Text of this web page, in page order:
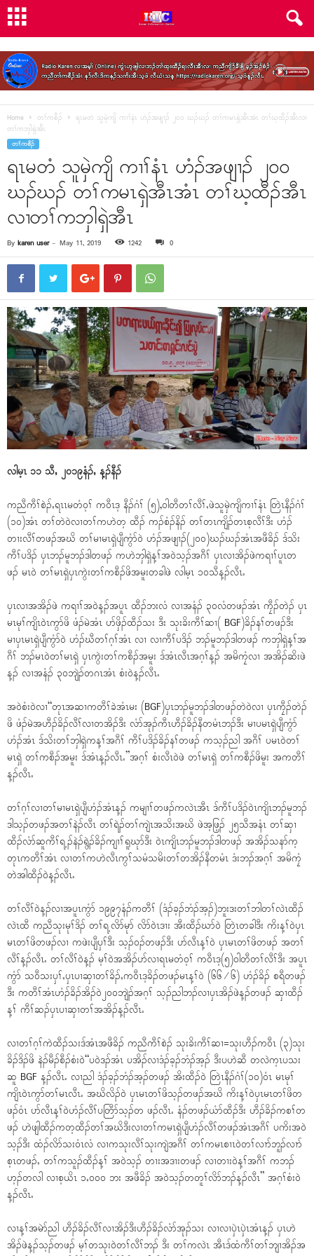
Home တၢ်ကစီၣ်
ရၤမတံ သူမှဲကျိ ကၢၢ်နံၤ ဟံၣ်အဖျၢၣ် ၂၀၀ ဃၣ်ဃၣ် တၢ်ကမၤရှဲအီၤအံၤ တၢ်ဃ့ထီၣ်အီၤလၢ
တၢ်ကဘှါရှဲအီၤ
တၢ်ကစီၣ်
ရၤမတံ သူမှဲကျိ ကၢၢ်နံၤ ဟံၣ်အဖျၢၣ် ၂၀၀
ဃၣ်ဃၣ် တၢ်ကမၤရှဲအီၤအံၤ တၢ်ဃ့ထီၣ်အီၤ
လၢတၢ်ကဘှါရှဲအီၤ
By karen user- May 11, 2019 1242 0
လါမ့ၤ ၁၁ သီႇ ၂၀၁၉နံၣ်ႇ န့ၣ်နီၣ်
ကညီကီၢ်စဲၣ်ႇရၤၤမတံ၀့ၢ် က၀ီၤဒ့ နီၣ်ဂံၢ် (၅),၀ါတီတၢ်လီၢ်ႇဖဲသူမှဲကျိကၢၢ်နံၤ တြဲၤနီၣ်ဂံၢ်
(၁၀)အံၤ တၢ်တဲ၀ဲလၢတၢ်ကဟဲတ့ ထီၣ် ကၣ်စံၣ်နိၣ် တၢ်တၤကျိၣ်တၤစ့လီၢ်ဒီး ဟံၣ်
တၢးလီၢ်တဖၣ်အဃိ တၢ်မၢမၤရှဲပျီကွံာ်၀ဲ ဟံၣ်အဖျၢၣ်(၂၀၀)ဃၣ်ဃၣ်အံၤအဖီခိၣ် ဒ်သိး
ကီၢ်ပဒိၣ် ၦၤဘၣ်မူဘၣ်ဒါတဖၣ် ကဟဲဘှါရှဲန့ၢ်အ၀ဲသ့ၣ်အဂီၢ် ၦၤလၢအိၣ်ဖဲကရၢၢ်ပူၤတ
ဖၣ် မၤ၀ဲ တၢ်မၤရှဲၦၤကွဲးတၢ်ကစီၣ်ဖိအမူးတခါဖဲ လါမ့ၤ ၁၀သီန့ၣ်လီၤႉ
ၦၤလၢအအိၣ်ဖဲ ကရၢၢ်အ၀ဲန့ၣ်အပူၤ ထီၣ်ဘးလံ လၢအနံၣ် ၃၀လံတဖၣ်အံၤ ကၠီၣ်တဲၣ် ၦၤ
မၤမုၢ်ကျိၤ၀ဲၤကွာ်ဖိ ဖံၣ်မဲအံၤ ပာ်ဖှိၣ်ထီၣ်သး ဒီး သုးခိးကီၢ်ဆၢ( BGF)ခိၣ်နၢ်တဖၣ်ဒီး
မၢၦၤမၤရှဲပျီကွံာ်၀ဲ ဟံၣ်ဃီတၢ်ဂ့ၢ်အံၤ လၢ လၢကီၢ်ပဒိၣ် ဘၣ်မူဘၣ်ဒါတဖၣ် ကဘှါရှဲန့ၢ်အ
ဂီၢ် ဘၣ်မၤ၀ဲတၢ်မၤရှဲ ၦၤကွဲးတၢ်ကစီၣ်အမူး ဒ်အံၤလီၤအဂ့ၢ်န့ၣ် အမိကၠံလၢ အအိၣ်ဆိးဖဲ
န့ၣ် လၢအနံၣ် ၃၀ဘျဲၣ်တဂၤအံၤ စံး၀ဲန့ၣ်လီၤႉ
အ၀ဲစံး၀ဲလၢ“တုၤအဆၢကတီၢ်ခဲအံၤမး (BGF)ၦၤဘၣ်မူဘၣ်ဒါတဖၣ်တဲ၀ဲလၢ ၦၤကၠီၣ်တဲၣ်
ဖိ ဖံၣ်မဲအဟီၣ်ခိၣ်လီၢ်လၢတအိၣ်ဒီး လံာ်အုၣ်ကီၤဟီၣ်ခိၣ်နီတမံၤဘၣ်ဒီး မၢပမၤရှဲပျီကွံာ်
ဟံၣ်အံၤ ဒ်သိးတၢ်ဘှါရှဲကန့ၢ်အဂီၢ် ကီၢ်ပဒိၣ်ခိၣ်နၢ်တဖၣ် ကသ့ၣ်ညါ အဂီၢ် ပမၤ၀ဲတၢ်
မၤရှဲ တၢ်ကစီၣ်အမူး ဒ်အံၤန့ၣ်လီၤႉ”အဂ့ၢ် စံးလီၤ၀ဲဖဲ တၢ်မၤရှဲ တၢ်ကစီၣ်ဖိမူး အကတီၢ်
န့ၣ်လီၤႉ
တၢ်ဂ့ၢ်လၢတၢ်မၢမၤရှဲပျီဟံၣ်အံၤန့ၣ် ကမျၢၢ်တဖၣ်ကလဲၤအီၤ ဒ်ကီၢ်ပဒိၣ်၀ဲၤကျိၤဘၣ်မူဘၣ်
ဒါသ့ၣ်တဖၣ်အတၢ်နဲၣ်လီၤ တၢ်ရဲၣ်တၢ်ကျဲၤအသိးအဃိ ဖဲအ့ဖြ့ၣ် ၂၅သီအနံၤ တၢ်ဆှၢ
ထီၣ်လံာ်ဆူကီၢ်ရ့ၣ်နဲၣ်ရွဲၣ်ခိၣ်ကျၢၢ်ရူဃုာ်ဒီး ၀ဲၤကျိၤဘၣ်မူဘၣ်ဒါတဖၣ် အအိၣ်သနာ်က့
တုၤကတီၢ်အံၤ လၢတၢ်ကဟဲလီၤကွၢ်သမံသမိးတၢ်တအိၣ်နီတမံၤ ဒံးဘၣ်အဂ့ၢ် အမိကၠံ
တဲအါထီၣ်၀ဲန့ၣ်လီၤႉ
တၢ်လီၢ်၀ဲန့ၣ်လၢအပူၤကွံာ် ၁၉၉၇နံၣ်ကတီၢ် (ဒံၣ်ခ့ၣ်ဘံၣ်အ့ၣ်)ဘူးဒးတၢ်ဘါတၢ်လဲၤထီၣ်
လဲၤထီ ကညီသုးမုၢ်ဒိၣ် တၢ်ရ့လိာ်မုာ် လိာ်၀ဲၤဒၢး အီးထီၣ်ဃာ်၀ဲ တြဲၤတခါဒီး ကိးန့ၢ်၀ဲၦၤ
မၤတၢ်ဖိတဖၣ်လၢ ကဖဲးပျီၦၢ်ဒီး သ့ၣ်၀ၣ်တဖၣ်ဒီး ပာ်လီၤန့ၢ်၀ဲ ၦၤမၤတၢ်ဖိတဖၣ် အတၢ်
လီၢ်န့ၣ်လီၤႉ တၢ်လီၢ်၀ဲန့ၣ် မ့ၢ်၀ဲအအိၣ်ပာ်လၢရၤမတံ၀့ၢ် က၀ီၤဒ့(၅)၀ါတီတၢ်လီၢ်ဒီး အပူၤ
ကွံာ် သ၀ီသးၦၢ်ႇၦၤပၢဆှၢတၢ်ခိၣ်ႇက၀ီၤဒ့ခိၣ်တဖၣ်မၤန့ၢ်၀ဲ (၆၆ ⁄ ၆) ဟံၣ်ခိၣ် စရီတဖၣ်
ဒီး ကတီၢ်အံၤဟံၣ်ခိၣ်အိၣ်၀ဲ၂၀၀ဘျဲၣ်အဂ့ၢ် သ့ၣ်ညါဘၣ်လၢၦၤအိၣ်ဖဲန့ၣ်တဖၣ် ဆှၢထီၣ်
န့ၢ် ကီၢ်ဆၣ်ၦၤပၢဆှၢတၢ်အအိၣ်န့ၣ်လီၤႉ
လၢတၢ်ဂ့ၢ်ကဲထီၣ်သးဒ်အံၤအဖီခိၣ် ကညီကီၢ်စဲၣ် သုးခိးကီၢ်ဆၢ=သုးဟီၣ်က၀ီၤ (၃)သုး
ခိၣ်ဒိၣ်ဖိ နဲၣ်မီၣ်စီၣ်စံး၀ဲ“ပ၀ဲဒၣ်အံၤ ပအိၣ်လၢဒံၣ်ခ့ၣ်ဘံၣ်အ့ၣ် ဒီးပဟဲဆီ တလဲက့ၤပသး
ဆူ BGF န့ၣ်လီၤႉ လၢညါ ဒံၣ်ခ့ၣ်ဘံၣ်အ့ၣ်တဖၣ် အိးထီၣ်၀ဲ တြဲၤနီၣ်ဂံၢ်(၁၀)၀ံၤ မၤမုၢ်
ကျိၤ၀ဲၤကွာ်တၢ်မၤလီၤႉ အဃိလိၣ်၀ဲ ၦၤမၤတၢ်ဖိသ့ၣ်တဖၣ်အဃိ ကိးန့ၢ်၀ဲၦၤမၤတၢ်ဖိတ
ဖၣ်၀ံၤ ပာ်လီၤန့ၢ်၀ဲဟံၣ်လီၢ်ပတြီာ်သ့ၣ်တ ဖၣ်လီၤႉ နံၣ်တဖၣ်ယံာ်ထီၣ်ဒီး ဟီၣ်ခိၣ်ကစၢ်တ
ဖၣ် ဟဲဖျါထီၣ်ကတ့ထီၣ်တၢ်အဃိဒီးလၢတၢ်ကမၤရှဲပျီဟံၣ်လီၢ်တဖၣ်အံၤအဂီၢ် ပကိးအ၀ဲ
သ့ၣ်ဒီး ထံၣ်လိာ်သး၀ံၤလံ လၢကသုးလီၢ်သုးကျဲအဂီၢ် တၢ်ကမၤစၢၤ၀ဲတၢ်လၢာ်ဘူၣ်လၢာ်
စ့ၤတဖၣ်ႇ တၢ်ကသူၣ်ထီၣ်န့ၢ် အ၀ဲသ့ၣ် တၢးအဒၢးတဖၣ် လၢတၢး၀ဲန့ၢ်အဂီၢ် ကဘၣ်
ဟ့ၣ်တလါ လၢစ့ယိၤ ၁ႇ၀၀၀ ဘး အဖီခိၣ် အ၀ဲသ့ၣ်တတူၢ်လိာ်ဘၣ်န့ၣ်လီၤ” အဂ့ၢ်စံး၀ဲ
န့ၣ်လီၤႉ
လၢန့ၢ်အမဲာ်ညါ ဟီၣ်ခိၣ်လီၢ်လၢအိၣ်ဒီးဟီၣ်ခိၣ်လံာ်အုၣ်သး လၢလၢၦဲၤၦဲၤအံၤန့ၣ် ၦၤဟဲ
အိၣ်ဖဲန့ၣ်သ့ၣ်တဖၣ် မ့ၢ်တသုး၀ဲတၢ်လီၢ်ဘၣ် ဒီး တၢ်ကလဲၤ အီၤဒ်ထံကီၢ်တၢ်ဘျၢအိၣ်အ